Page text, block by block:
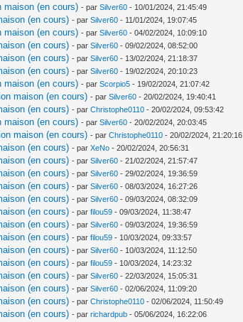
maison (en cours) - parSilver60 - 10/01/2024, 21:45:49
(en cours) - parSilver60 - 11/01/2024, 19:07:45
maison (en cours) - parSilver60 - 04/02/2024, 10:09:10
(en cours) - parSilver60 - 09/02/2024, 08:52:00
(en cours) - parSilver60 - 13/02/2024, 21:18:37
(en cours) - parSilver60 - 19/02/2024, 20:10:23
maison (en cours) - parScorpio5 - 19/02/2024, 21:07:42
maison (en cours) - parSilver60 - 20/02/2024, 19:40:41
(en cours) - parChristophe0110 - 20/02/2024, 09:53:42
maison (en cours) - parSilver60 - 20/02/2024, 20:03:45
maison (en cours) - parChristophe0110 - 20/02/2024, 21:20:16
(en cours) - parXeNo - 20/02/2024, 20:56:31
(en cours) - parSilver60 - 21/02/2024, 21:57:47
(en cours) - parSilver60 - 29/02/2024, 19:36:59
(en cours) - parSilver60 - 08/03/2024, 16:27:26
(en cours) - parSilver60 - 09/03/2024, 08:32:09
(en cours) - parfilou59 - 09/03/2024, 11:38:47
(en cours) - parSilver60 - 09/03/2024, 19:36:59
(en cours) - parfilou59 - 10/03/2024, 09:33:57
(en cours) - parSilver60 - 10/03/2024, 11:12:50
(en cours) - parfilou59 - 10/03/2024, 14:23:32
(en cours) - parSilver60 - 22/03/2024, 15:05:31
(en cours) - parSilver60 - 02/06/2024, 11:09:20
(en cours) - parChristophe0110 - 02/06/2024, 11:50:49
(en cours) - parrichardpub - 05/06/2024, 16:22:06